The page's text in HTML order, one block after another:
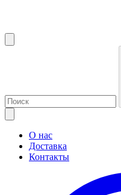
О нас
Доставка
Контакты